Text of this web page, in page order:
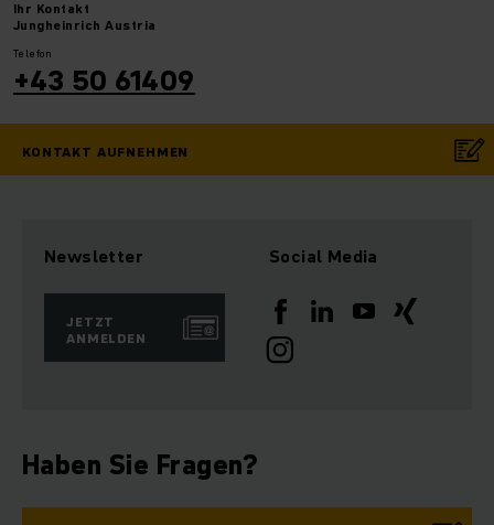
Ihr Kontakt
Jungheinrich Austria
Telefon
+43 50 61409
KONTAKT AUFNEHMEN
Newsletter
JETZT
ANMELDEN
Social Media
Haben Sie Fragen?